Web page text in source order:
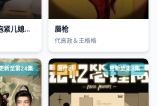
魂穿极品婆婆，抱紧儿媳大腿 唇枪
代高政＆王格格
新至第24集 国产剧 更新至第3集